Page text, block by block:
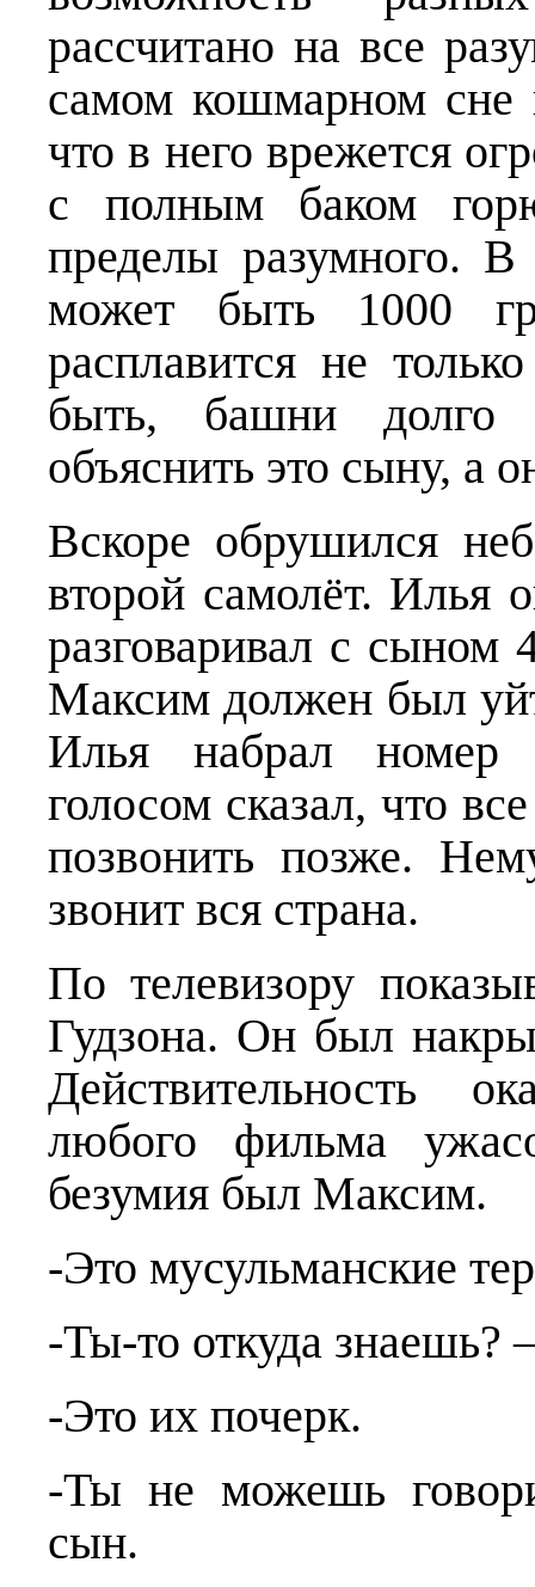
рассчитано на все
самом кошмарном сне
что в него врежется
с полным баком
пределы разумного. В
может быть 1000
расплавится не
быть, башни долго
объяснить это сыну, а
Вскоре обрушился
второй самолёт. Илья
разговаривал с сыном
Максим должен был
Илья набрал номер
голосом сказал, что
позвонить позже.
звонит вся страна.
По телевизору
Гудзона. Он был
Действительность
любого фильма
безумия был Максим.
-Это мусульманские
-Ты-то откуда знаешь?
-Это их почерк.
-Ты не можешь
сын.